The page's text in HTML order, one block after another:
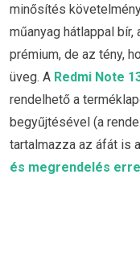
minősítés
műanyag hátlappal
prémium, de az tény,
üveg. A Redmi Note
rendelhető a
begyűjtésével (a
tartalmazza az áfát is
és megrendelés